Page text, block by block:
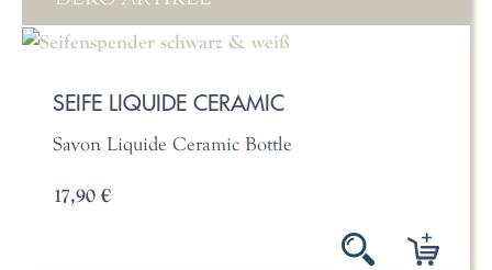
SEIFE LIQUIDE CERAMIC
Savon Liquide Ceramic Bottle
17,90 €